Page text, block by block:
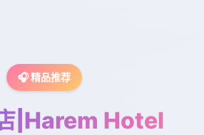
🎧 精品推荐
|Harem Hotel